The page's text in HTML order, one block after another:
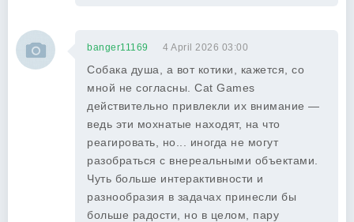
banger11169 4 April 2026 03:00
Собака душа, а вот котики, кажется, со
мной не согласны. Cat Games
действительно привлекли их внимание —
ведь эти мохнатые находят, на что
реагировать, но... иногда не могут
разобраться с внереальными объектами.
Чуть больше интерактивности и
разнообразия в задачах принесли бы
больше радости, но в целом, пару